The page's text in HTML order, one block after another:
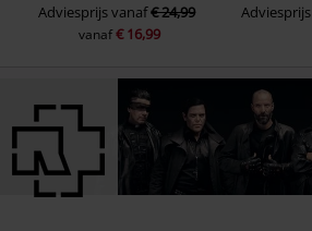
Adviesprijsvanaf€ 24,99
vanaf€ 16,99
Adviesprijs